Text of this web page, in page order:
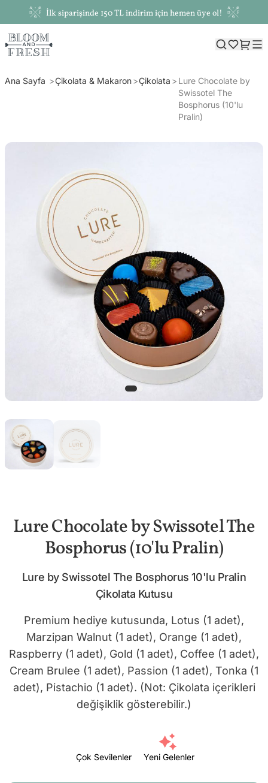
İlk siparişinde 150 TL indirim için hemen üye ol!
Ana Sayfa Çikolata & Makaron Çikolata
Lure Chocolate by
Swissotel The
Bosphorus (10'lu
Pralin)
Lure Chocolate by Swissotel The
Bosphorus (10'lu Pralin)
Lure by Swissotel The Bosphorus 10'lu Pralin
Çikolata Kutusu
Premium hediye kutusunda, Lotus (1 adet),
Marzipan Walnut (1 adet), Orange (1 adet),
Raspberry (1 adet), Gold (1 adet), Coffee (1 adet),
Cream Brulee (1 adet), Passion (1 adet), Tonka (1
adet), Pistachio (1 adet). (Not: Çikolata içerikleri
değişiklik gösterebilir.)
Çok Sevilenler Yeni Gelenler